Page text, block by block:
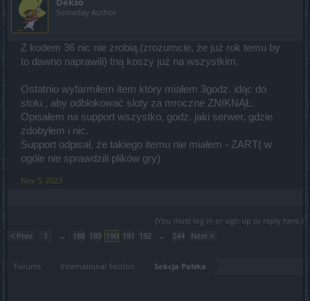
Someday Author
Z kodem 36 nic nie zrobią,(zrozumcie, że już rok temu by
to dawno naprawili) tną koszy już na wszystkim.
Ostatnio wyfarmiłem item który miałem 3godz. idąc do
stołu , aby odblokować sloty za mroczne ZNIKNĄŁ.
Opisałem na support wszystko, godz. jaki serwer, gdzie
zdobyłem i nic.
Support odpisał, że takiego itemu nie miałem - ŻART( w
ogóle nie sprawdzili plików gry)
Nov 5, 2023
(You must log in or sign up to reply here.)
< Prev
1 ← 188 189 190 191 192 → 244 Next >
Forums International Section Sekcja Polska